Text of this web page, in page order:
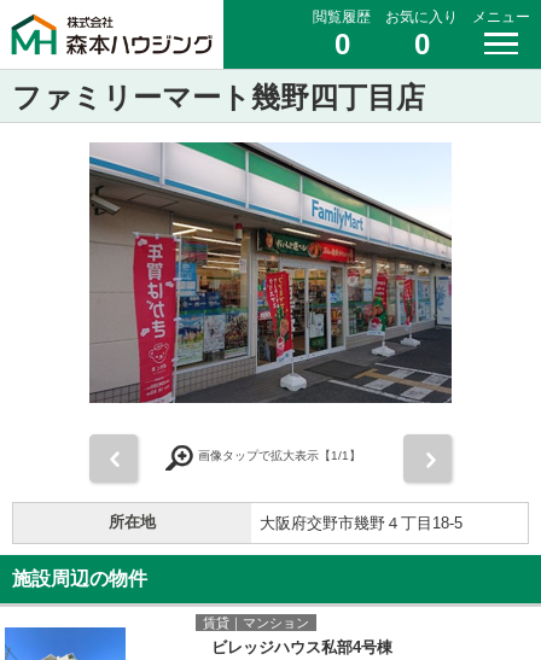
閲覧履歴
0
お気に入り
0
メニュー
ファミリーマート幾野四丁目店
画像タップで拡大表示【1/1】
所在地 大阪府交野市幾野４丁目18-5
施設周辺の物件
賃貸｜マンション
ビレッジハウス私部4号棟